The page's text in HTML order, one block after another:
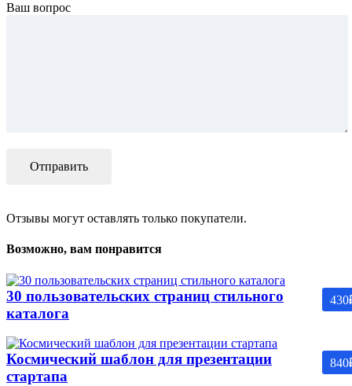
Ваш вопрос
Отзывы могут оставлять только покупатели.
Возможно, вам понравится
430
30 пользовательских страниц стильного
каталога
840
Космический шаблон для презентации
стартапа